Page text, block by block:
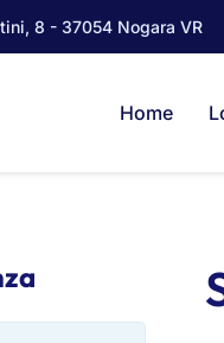
8 - 37054 Nogara VR
Home